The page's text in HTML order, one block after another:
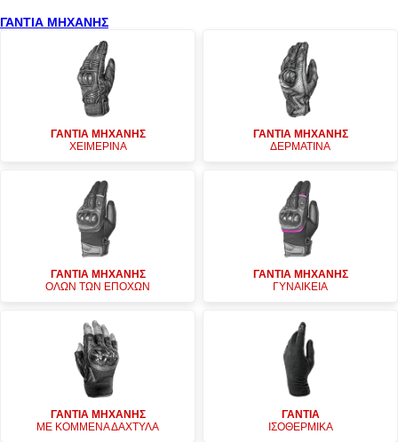
ΓΑΝΤΙΑ ΜΗΧΑΝΗΣ
ΓΑΝΤΙΑ ΜΗΧΑΝΗΣ
ΧΕΙΜΕΡΙΝΑ
ΓΑΝΤΙΑ ΜΗΧΑΝΗΣ
ΔΕΡΜΑΤΙΝΑ
ΓΑΝΤΙΑ ΜΗΧΑΝΗΣ
ΟΛΩΝ ΤΩΝ ΕΠΟΧΩΝ
ΓΑΝΤΙΑ ΜΗΧΑΝΗΣ
ΓΥΝΑΙΚΕΙΑ
ΓΑΝΤΙΑ ΜΗΧΑΝΗΣ
ΜΕ ΚΟΜΜΕΝΑ ΔΑΧΤΥΛΑ
ΓΑΝΤΙΑ
ΙΣΟΘΕΡΜΙΚΑ